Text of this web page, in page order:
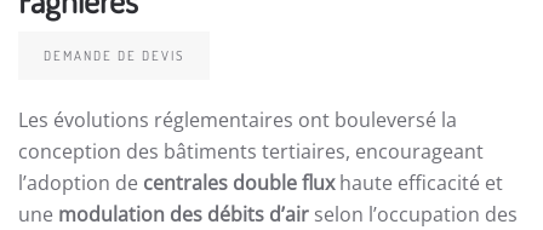
DEMANDE DE DEVIS
Les évolutions réglementaires ont bouleversé la
conception des bâtiments tertiaires, encourageant
l’adoption de centrales double fluxhaute efficacité et
une modulation des débits d’air selon l’occupation des